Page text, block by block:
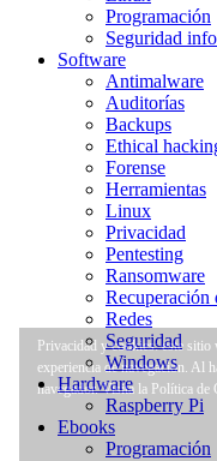
Programación
Seguridad
Software
Antimalware
Auditorías
Backups
Ethical
Forense
Herramientas
Linux
Privacidad
Pentesting
Ransomware
Recuperación
Redes
Seguridad
Windows
Hardware
Raspberry Pi
Ebooks
Programación
Privacidad y cookies: este
experiencia de navegación. Al
navegador. Visita la Política